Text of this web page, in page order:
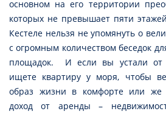
основном на его территории
которых не превышает пяти
Кестеле нельзя не упомянуть о
с огромным количеством беседок
площадок. И если вы устали от
ищете квартиру у моря, чтобы
образ жизни в комфорте или же
доход от аренды –